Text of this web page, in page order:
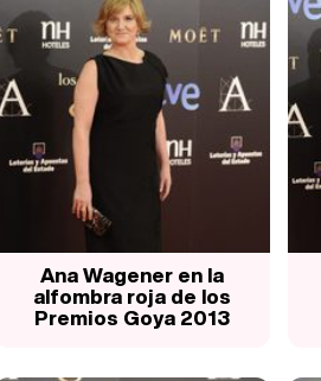
Ana Wagener en la
alfombra roja de los
Premios Goya 2013